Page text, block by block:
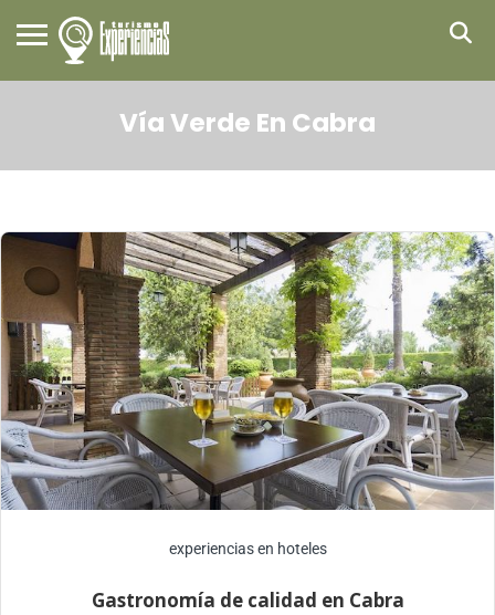
Vía Verde En Cabra
experiencias en hoteles
Gastronomía de calidad en Cabra